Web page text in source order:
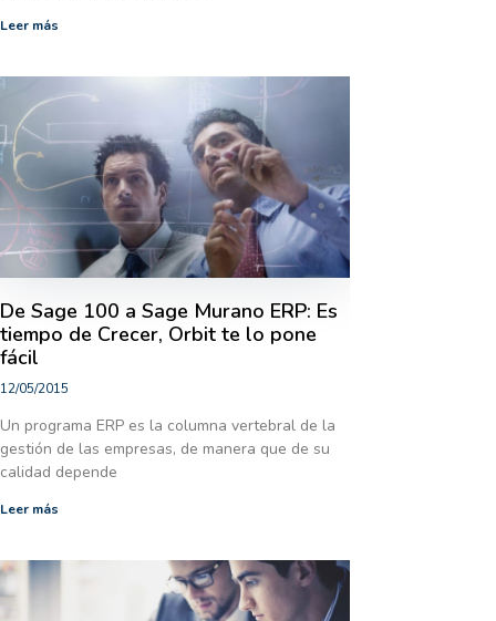
Leer más
De Sage 100 a Sage Murano ERP: Es
tiempo de Crecer, Orbit te lo pone
fácil
12/05/2015
Un programa ERP es la columna vertebral de la
gestión de las empresas, de manera que de su
calidad depende
Leer más